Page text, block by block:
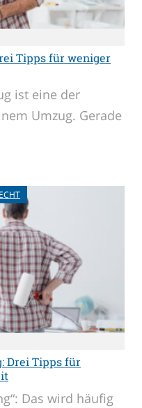
Tipps für weniger
ist eine der
Umzug. Gerade
Drei Tipps für
Das wird häufig